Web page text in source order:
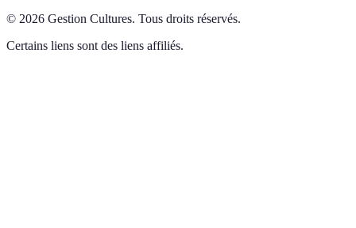
© 2026 Gestion Cultures. Tous droits réservés.
Certains liens sont des liens affiliés.